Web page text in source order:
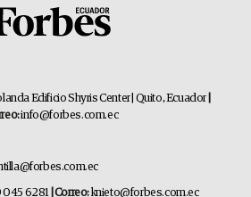
Edificio Shyris Center | Quito, Ecuador
info@forbes.com.ec
045 6281 | Correo:knieto@forbes.com.ec